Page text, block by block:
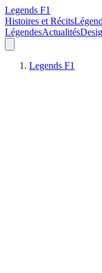
Legends F1
Histoires et Récits
LégendesActualités
Legends F1